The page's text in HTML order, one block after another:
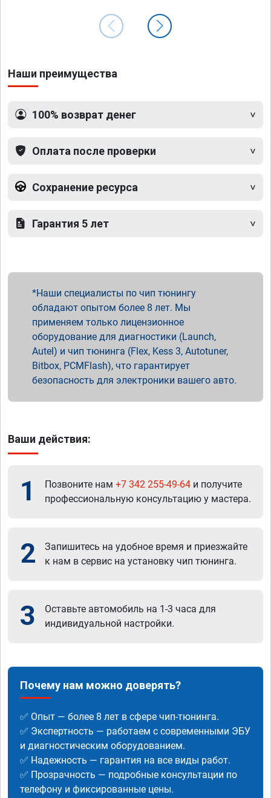
Наши преимущества
100% возврат денег
Оплата после проверки
Сохранение ресурса
Гарантия 5 лет
Наши специалисты по чип тюнингу
обладают опытом более 8 лет. Мы
применяем только лицензионное
оборудование для диагностики (Launch,
Autel) и чип тюнинга (Flex, Kess 3, Autotuner,
Bitbox, PCMFlash), что гарантирует
безопасность для электроники вашего авто.
Ваши действия:
1 Позвоните нам +7 342 255-49-64 и получите
профессиональную консультацию у мастера.
2
Запишитесь на удобное время и приезжайте
к нам в сервис на установку чип тюнинга.
3
Оставьте автомобиль на 1-3 часа для
индивидуальной настройки.
Почему нам можно доверять?
✅ Опыт — более 8 лет в сфере чип-тюнинга.
✅ Экспертность — работаем с современными ЭБУ
и диагностическим оборудованием.
✅ Надежность — гарантия на все виды работ.
✅ Прозрачность — подробные консультации по
телефону и фиксированные цены.